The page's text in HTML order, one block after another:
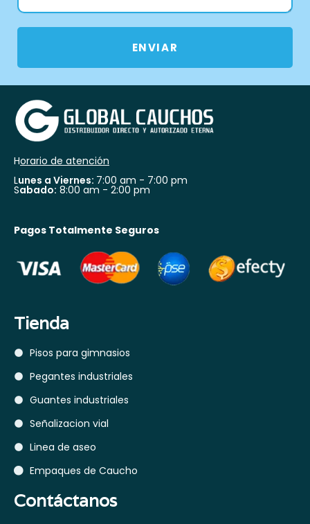
ENVIAR
Horario de atención
Lunes a Viernes: 7:00 am - 7:00 pm
Sabado: 8:00 am - 2:00 pm
Pagos Totalmente Seguros
Tienda
Pisos para gimnasios
Pegantes industriales
Guantes industriales
Señalizacion vial
Linea de aseo
Empaques de Caucho
Contáctanos